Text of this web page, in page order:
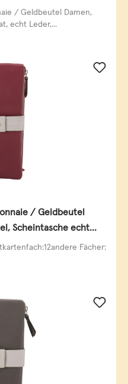
/ Geldbeutel Damen,
echt Leder,...
/ Geldbeutel
Scheintasche echt
Fächer: